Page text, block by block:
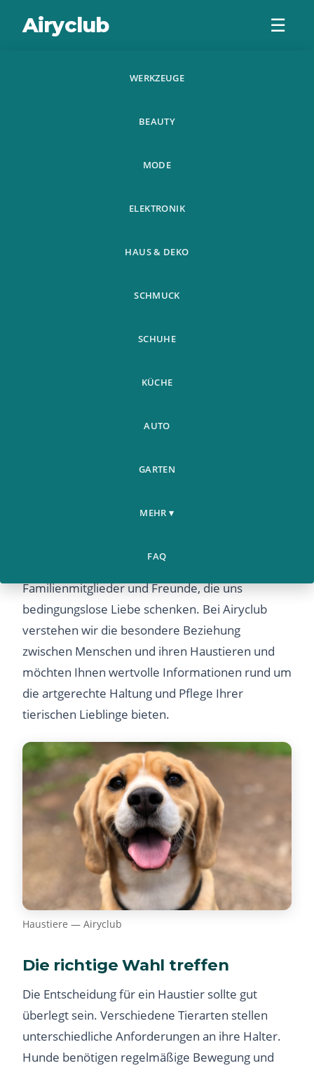
Airyclub ☰
WERKZEUGE
BEAUTY
MODE
ELEKTRONIK
HAUS & DEKO
SCHMUCK
SCHUHE
KÜCHE
AUTO
GARTEN
MEHR ▾
FAQ
Haustiere
Familienmitglieder und Freunde, die uns
bedingungslose Liebe schenken. Bei Airyclub
verstehen wir die besondere Beziehung
zwischen Menschen und ihren Haustieren und
möchten Ihnen wertvolle Informationen rund um
die artgerechte Haltung und Pflege Ihrer
tierischen Lieblinge bieten.
Haustiere — Airyclub
Die richtige Wahl treffen
Die Entscheidung für ein Haustier sollte gut
überlegt sein. Verschiedene Tierarten stellen
unterschiedliche Anforderungen an ihre Halter.
Hunde benötigen regelmäßige Bewegung und